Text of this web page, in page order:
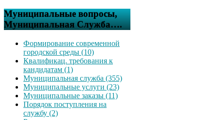
Муниципальные вопросы,
Муниципальная Служба….
Формирование современной
городской среды (10)
Квалификац. требования к
кандидатам (1)
Муниципальная служба (355)
Муниципальные услуги (23)
Муниципальные заказы (11)
Порядок поступления на
службу (2)